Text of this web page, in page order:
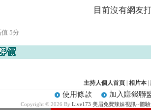
目前沒有網友
5分
主持人個人首頁 相片本
使用條款 加入賺錢聯
Copyright © 2026 By Live173 美眉免費辣妹視訊--體